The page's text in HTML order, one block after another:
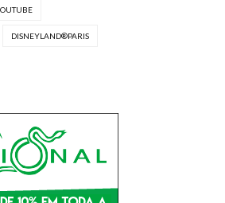
DISNEYLAND®PARIS